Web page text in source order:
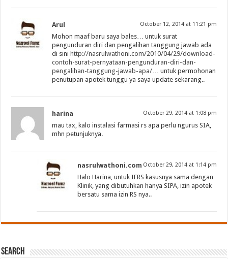
Arul October 12, 2014 at 11:21 pm
Mohon maaf baru saya bales… untuk surat
pengunduran diri dan pengalihan tanggung jawab ada
di sinihttp://nasrulwathoni.com/2010/04/29/download-
contoh-surat-pernyataan-pengunduran-diri-dan-
pengalihan-tanggung-jawab-apa/ … untuk permohonan
penutupan apotek tunggu ya saya update sekarang..
harina October 29, 2014 at 1:08 pm
mau tax, kalo instalasi farmasi rs apa perlu ngurus SIA,
mhn petunjuknya.
nasrulwathoni.com October 29, 2014 at 1:14 pm
Halo Harina, untuk IFRS kasusnya sama dengan
Klinik, yang dibutuhkan hanya SIPA, izin apotek
bersatu sama izin RS nya..
Search